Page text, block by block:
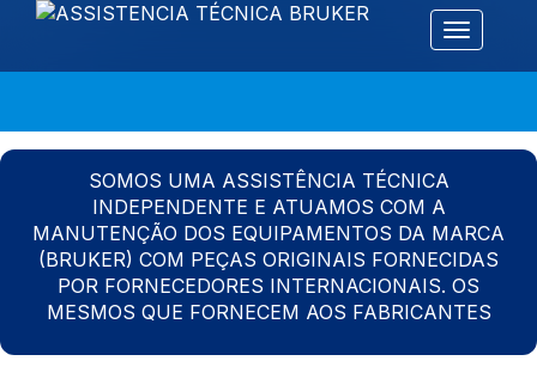
Alternar
SOMOS UMA ASSISTÊNCIA TÉCNICA
INDEPENDENTE E ATUAMOS COM A
MANUTENÇÃO DOS EQUIPAMENTOS DA MARCA
(BRUKER) COM PEÇAS ORIGINAIS FORNECIDAS
POR FORNECEDORES INTERNACIONAIS. OS
MESMOS QUE FORNECEM AOS FABRICANTES